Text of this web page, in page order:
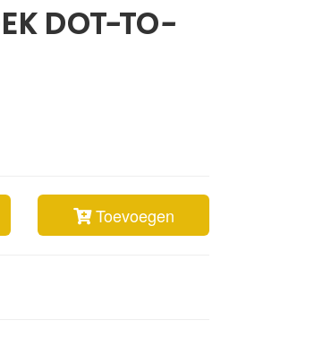
DOT-TO-
Toevoegen